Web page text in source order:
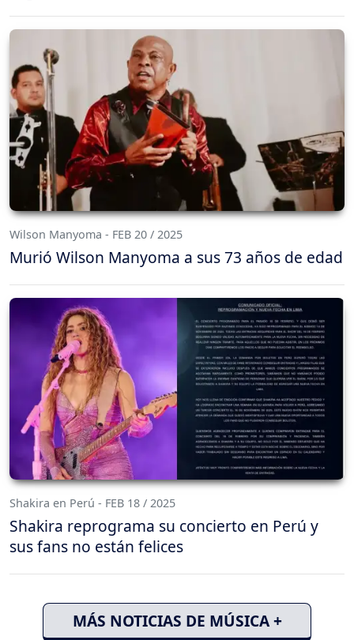
Wilson Manyoma - FEB 20 / 2025
Murió Wilson Manyoma a sus 73 años de edad
Shakira en Perú - FEB 18 / 2025
Shakira reprograma su concierto en Perú y
sus fans no están felices
MÁS NOTICIAS DE MÚSICA +